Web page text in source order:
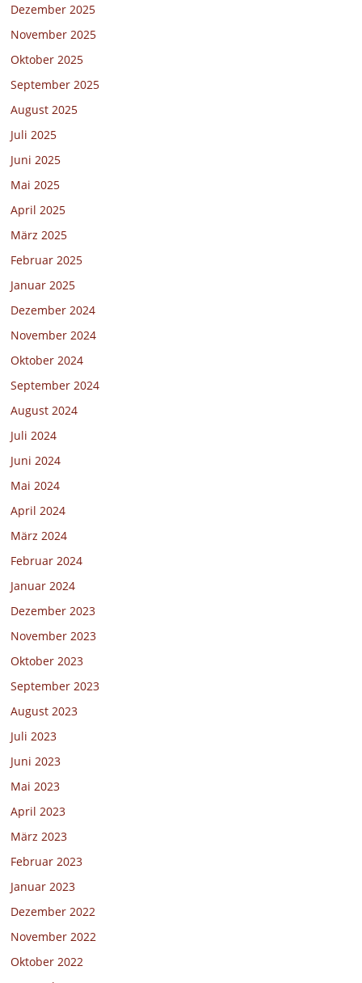
Dezember 2025
November 2025
Oktober 2025
September 2025
August 2025
Juli 2025
Juni 2025
Mai 2025
April 2025
März 2025
Februar 2025
Januar 2025
Dezember 2024
November 2024
Oktober 2024
September 2024
August 2024
Juli 2024
Juni 2024
Mai 2024
April 2024
März 2024
Februar 2024
Januar 2024
Dezember 2023
November 2023
Oktober 2023
September 2023
August 2023
Juli 2023
Juni 2023
Mai 2023
April 2023
März 2023
Februar 2023
Januar 2023
Dezember 2022
November 2022
Oktober 2022